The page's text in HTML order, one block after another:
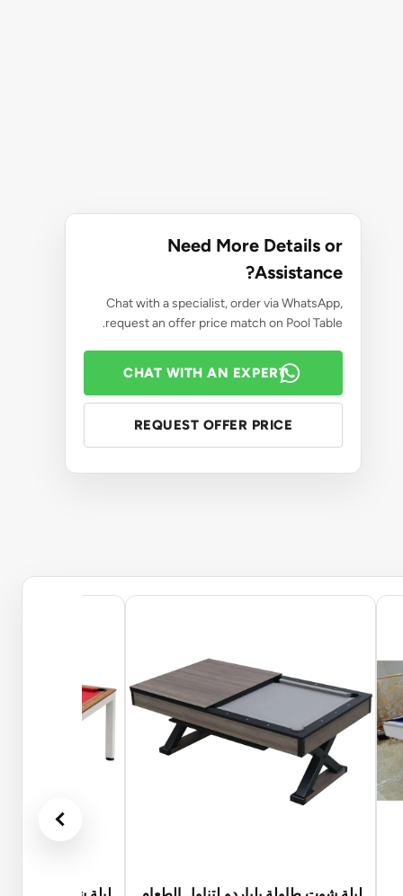
Need More Details or
Assistance?
Chat with a specialist, order via WhatsApp,
request an offer price match on Pool Table.
CHAT WITH AN EXPERT
REQUEST OFFER PRICE